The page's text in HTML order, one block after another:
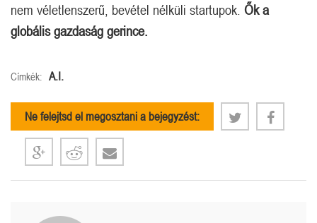
nem véletlenszerű, bevétel nélküli startupok. Ők a
globális gazdaság gerince.
Címkék: A.I.
Ne felejtsd el megosztani a bejegyzést: